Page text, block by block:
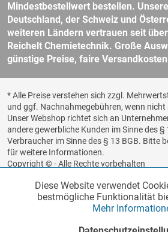
Mindestbestellwert bestellen.
Deutschland, der Schweiz und
weiteren Ländern vertrauen seit
Reichelt Chemietechnik. Große
günstige Preise, faire
* Alle Preise verstehen sich zzgl.
und ggf. Nachnahmegebühren, wenn nicht
Unser Webshop richtet sich an
andere gewerbliche Kunden im Sinne des
Verbraucher im Sinne des § 13 BGB. Bitte
für weitere Informationen.
Copyright © - Alle Rechte vorbehalten
Realisiert von
Funktionale
Diese Website verwendet
bestmögliche Funktionalität
Mehr